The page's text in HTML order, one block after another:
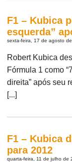
F1 – Kubica
esquerda”
sexta-feira, 17 de agosto
Robert Kubica
Fórmula 1 como
direita” após seu
[...]
F1 – Kubica
para 2012
quarta-feira, 11 de julho de